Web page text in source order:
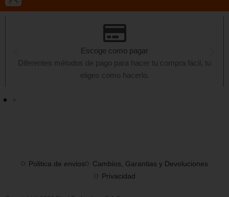
Escoge como pagar
Diferentes métodos de pago para hacer tu compra fácil, tu
eliges como hacerlo.
Politica de envios
Cambios, Garantias y Devoluciones
Privacidad